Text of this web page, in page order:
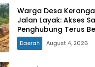
Warga Desa
Jalan Layak: Akses
Penghubung Terus
Menghambat
Kesehatan
Daerah August 4, 2026